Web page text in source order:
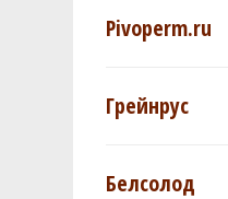
Pivoperm.ru
Грейнрус
Белсолод